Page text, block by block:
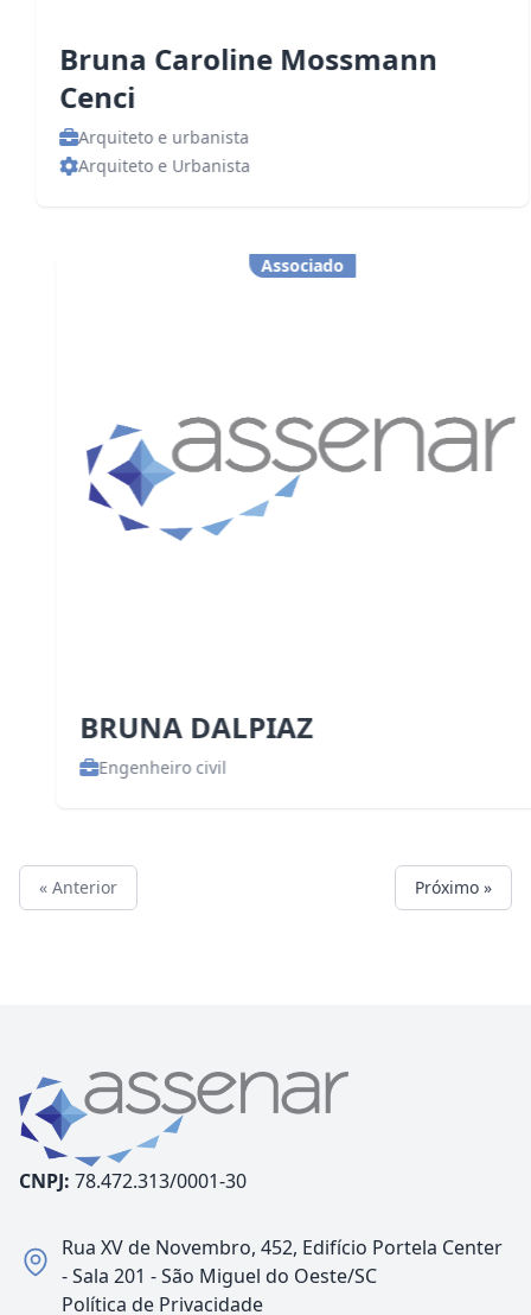
Bruna Caroline Mossmann
Cenci
Arquiteto e urbanista
Arquiteto e Urbanista
Associado
BRUNA DALPIAZ
Engenheiro civil
« Anterior Próximo »
CNPJ: 78.472.313/0001-30
Rua XV de Novembro, 452, Edifício Portela Center
- Sala 201 - São Miguel do Oeste/SC
Política de Privacidade